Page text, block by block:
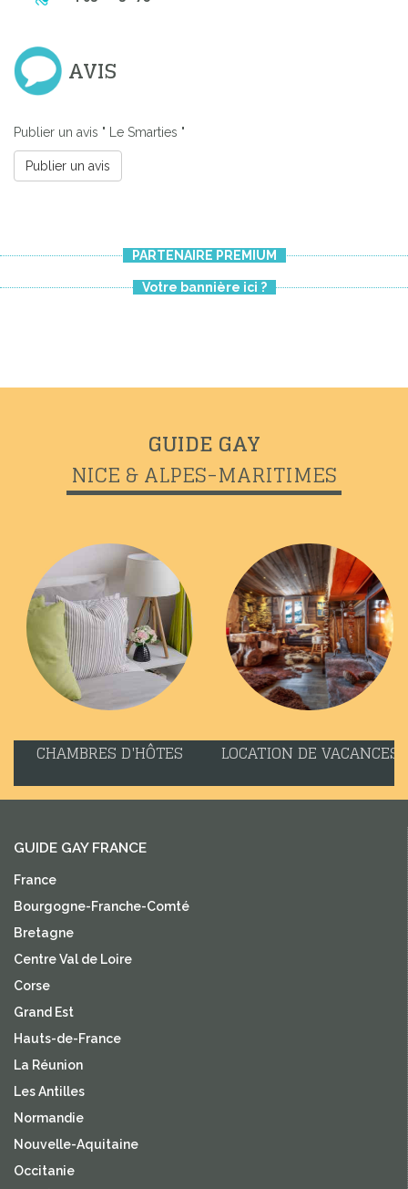
AVIS
Publier un avis " Le Smarties "
Publier un avis
PARTENAIRE PREMIUM
Votre bannière ici ?
GUIDE GAY
NICE & ALPES-MARITIMES
CHAMBRES D'HÔTES LOCATION DE VACANCES
GUIDE GAY FRANCE
France
Bourgogne-Franche-Comté
Bretagne
Centre Val de Loire
Corse
Grand Est
Hauts-de-France
La Réunion
Les Antilles
Normandie
Nouvelle-Aquitaine
Occitanie